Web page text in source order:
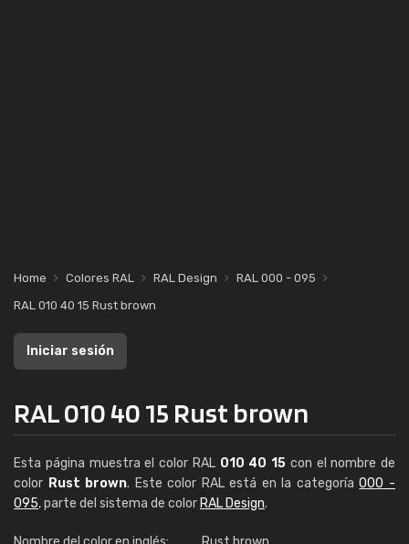
Home Colores RAL RAL Design
RAL 000 - 095
RAL 010 40 15 Rust brown
Iniciar sesión
RAL 010 40 15 Rust brown
Esta página muestra el color RAL 010 40 15 con el nombre de
color Rust brown. Este color RAL está en la categoría000 -
095, parte del sistema de color RAL Design.